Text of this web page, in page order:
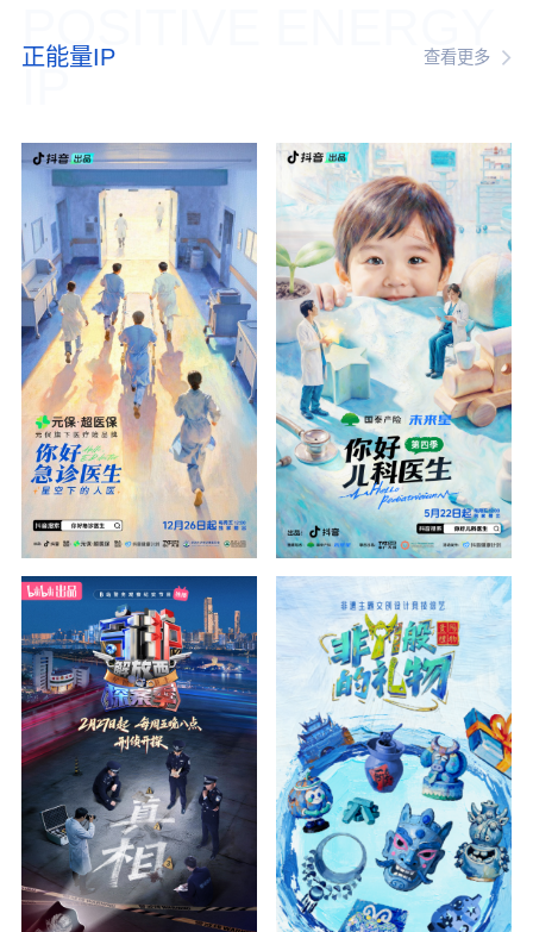
IP
正能量IP 查看更多